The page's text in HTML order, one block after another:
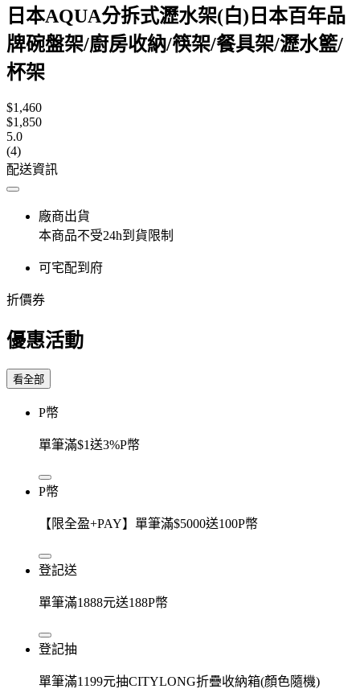
日本AQUA分拆式瀝水架(白)日本百年品
牌碗盤架/廚房收納/筷架/餐具架/瀝水籃/
杯架
$1,460
$1,850
5.0
(4)
配送資訊
廠商出貨
本商品不受24h到貨限制
可宅配到府
折價券
優惠活動
看全部
P幣
單筆滿$1送3%P幣
P幣
【限全盈+PAY】單筆滿$5000送100P幣
登記送
單筆滿1888元送188P幣
登記抽
單筆滿1199元抽CITYLONG折疊收納箱(顏色隨機)